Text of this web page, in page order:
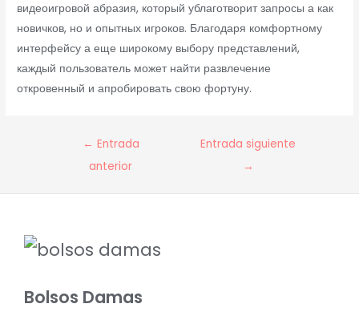
видеоигровой абразия, который ублаготворит запросы а как
новичков, но и опытных игроков. Благодаря комфортному
интерфейсу а еще широкому выбору представлений,
каждый пользователь может найти развлечение
откровенный и апробировать свою фортуну.
Navegación
← Entrada
anterior
Entrada siguiente
→
Bolsos Damas